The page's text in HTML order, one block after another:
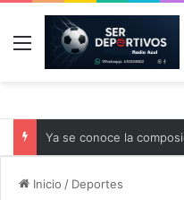
Menú
Inicio / Deportes